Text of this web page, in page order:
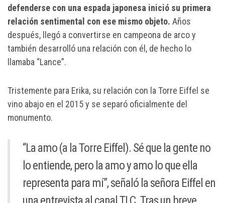
defenderse con una espada japonesa inició su primera
relación sentimental con ese mismo objeto. Años
después, llegó a convertirse en campeona de arco y
también desarrolló una relación con él, de hecho lo
llamaba “Lance”.
Tristemente para Erika, su relación con la Torre Eiffel se
vino abajo en el 2015 y se separó oficialmente del
monumento.
“La amo (a la Torre Eiffel). Sé que la gente no
lo entiende, pero la amo y amo lo que ella
representa para mí”, señaló la señora Eiffel en